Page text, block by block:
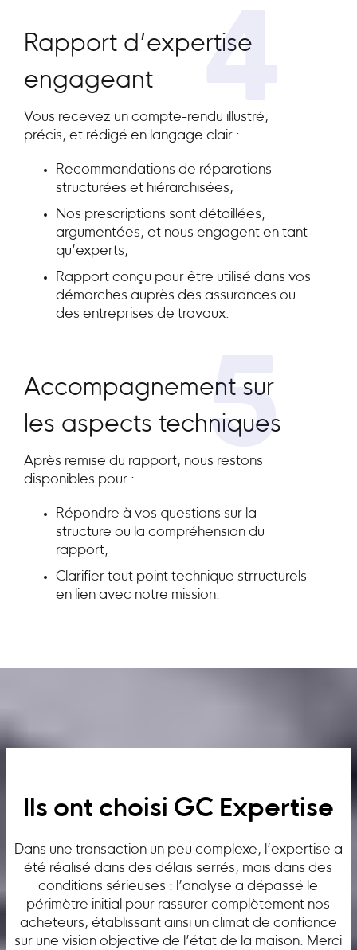
4
Rapport d’expertise
engageant
Vous recevez un compte-rendu illustré,
précis, et rédigé en langage clair :
Recommandations de réparations
structurées et hiérarchisées,
Nos prescriptions sont détaillées,
argumentées, et nous engagent en tant
qu’experts,
Rapport conçu pour être utilisé dans vos
démarches auprès des assurances ou
des entreprises de travaux.
5
Accompagnement sur
les aspects techniques
Après remise du rapport, nous restons
disponibles pour :
Répondre à vos questions sur la
structure ou la compréhension du
rapport,
Clarifier tout point technique strructurels
en lien avec notre mission.
Ils ont choisi GC Expertise
Dans une transaction un peu complexe, l’expertise a
été réalisé dans des délais serrés, mais dans des
conditions sérieuses : l’analyse a dépassé le
périmètre initial pour rassurer complètement nos
acheteurs, établissant ainsi un climat de confiance
sur une vision objective de l’état de la maison. Merci